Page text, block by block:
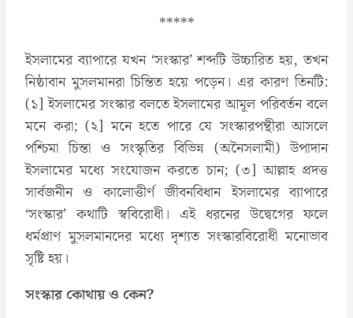
*****
ইসলামের ব্যাপারে যখন ‌‘সংস্কার’ শব্দটি উচ্চারিত হয়, তখন
নিষ্ঠাবান মুসলমানরা চিন্তিত হয়ে পড়েন। এর কারণ তিনটি:
(১] ইসলামের সংস্কার বলতে ইসলামের আমূল পরিবর্তন বলে
মনে করা; (২] মনে হতে পারে যে সংস্কারপন্থীরা আসলে
পশ্চিমা চিন্তা ও সংস্কৃতির বিভিন্ন (অনৈসলামী) উপাদান
ইসলামের মধ্যে সংযোজন করতে চান; (৩] আল্লাহ প্রদত্ত
সার্বজনীন ও কালোত্তীর্ণ জীবনবিধান ইসলামের ব্যাপারে
‘সংস্কার’ কথাটি স্ববিরোধী। এই ধরনের উদ্বেগের ফলে
ধর্মপ্রাণ মুসলমানদের মধ্যে দৃশ্যত সংস্কারবিরোধী মনোভাব
সৃষ্টি হয়।
সংস্কার কোথায় ও কেন?